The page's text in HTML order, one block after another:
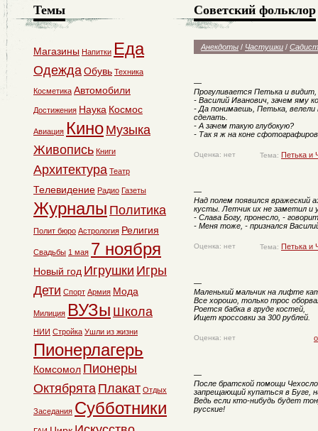
Советский фольклор
Анекдоты / Частушки /
—
Прогуливается Петька и
- Василий Иванович, зачем яму
- Да понимаешь, Петька,
сделать.
- А зачем такую глубокую?
- Так я ж на коне
Оценка: нет Тема: Петька и
—
Над полем появился вражеский
кусты. Летчик их не заметил и
- Слава Богу, пронесло, -
- Меня тоже, - признался
Оценка: нет Тема: Петька и
—
Маленький мальчик на лифте
Все хорошо, только трос
Роется бабка в груде костей,
Ищет кроссовки за 300 рублей.
Оценка: нет
—
После братской помощи
запрещающий купаться в Буге,
Ведь если кто-нибудь будет
русские!
Темы
Магазины Напитки Еда
ОдеждаОбувь Техника
Косметика Автомобили
Достижения Наука Космос
Авиация Кино Музыка
Живопись Книги
Архитектура Театр
Телевидение Радио Газеты
Журналы Политика
Полит бюро Астрология Религия
Свадьбы 1 мая 7 ноября
Новый год Игрушки Игры
Дети Спорт Армия Мода
Милиция ВУЗы Школа
НИИ Стройка Ушли из жизни
Пионерлагерь
Комсомол Пионеры
Октябрята Плакат Отдых
Заседания Субботники